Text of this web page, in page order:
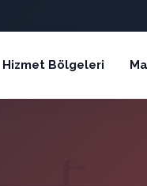
Hizmet Bölgeleri